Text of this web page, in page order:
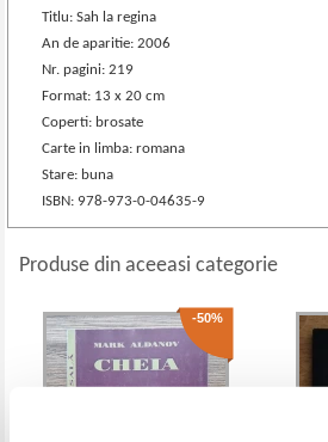
Titlu: Sah la regina
An de aparitie: 2006
Nr. pagini: 219
Format: 13 x 20 cm
Coperti: brosate
Carte in limba: romana
Stare: buna
ISBN: 978-973-0-04635-9
Produse din aceeasi categorie
-50%